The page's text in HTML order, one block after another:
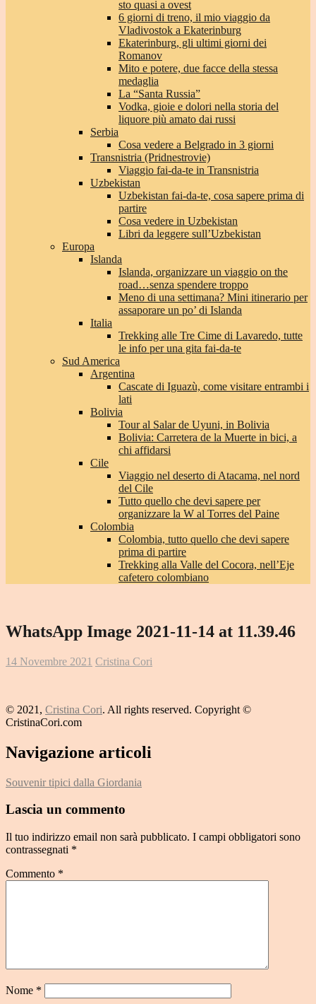
sto quasi a ovest
6 giorni di treno, il mio viaggio da
Vladivostok a Ekaterinburg
Ekaterinburg, gli ultimi giorni dei
Romanov
Mito e potere, due facce della stessa
medaglia
La “Santa Russia”
Vodka, gioie e dolori nella storia del
liquore più amato dai russi
Serbia
Cosa vedere a Belgrado in 3 giorni
Transnistria (Pridnestrovie)
Viaggio fai-da-te in Transnistria
Uzbekistan
Uzbekistan fai-da-te, cosa sapere prima di
partire
Cosa vedere in Uzbekistan
Libri da leggere sull’Uzbekistan
Europa
Islanda
Islanda, organizzare un viaggio on the
road…senza spendere troppo
Meno di una settimana? Mini itinerario per
assaporare un po’ di Islanda
Italia
Trekking alle Tre Cime di Lavaredo, tutte
le info per una gita fai-da-te
Sud America
Argentina
Cascate di Iguazù, come visitare entrambi i
lati
Bolivia
Tour al Salar de Uyuni, in Bolivia
Bolivia: Carretera de la Muerte in bici, a
chi affidarsi
Cile
Viaggio nel deserto di Atacama, nel nord
del Cile
Tutto quello che devi sapere per
organizzare la W al Torres del Paine
Colombia
Colombia, tutto quello che devi sapere
prima di partire
Trekking alla Valle del Cocora, nell’Eje
cafetero colombiano
WhatsApp Image 2021-11-14 at 11.39.46
14 Novembre 2021 Cristina Cori
© 2021, Cristina Cori. All rights reserved. Copyright ©
CristinaCori.com
Navigazione articoli
Souvenir tipici dalla Giordania
Lascia un commento
Il tuo indirizzo email non sarà pubblicato. I campi obbligatori sono
contrassegnati *
Commento *
Nome *